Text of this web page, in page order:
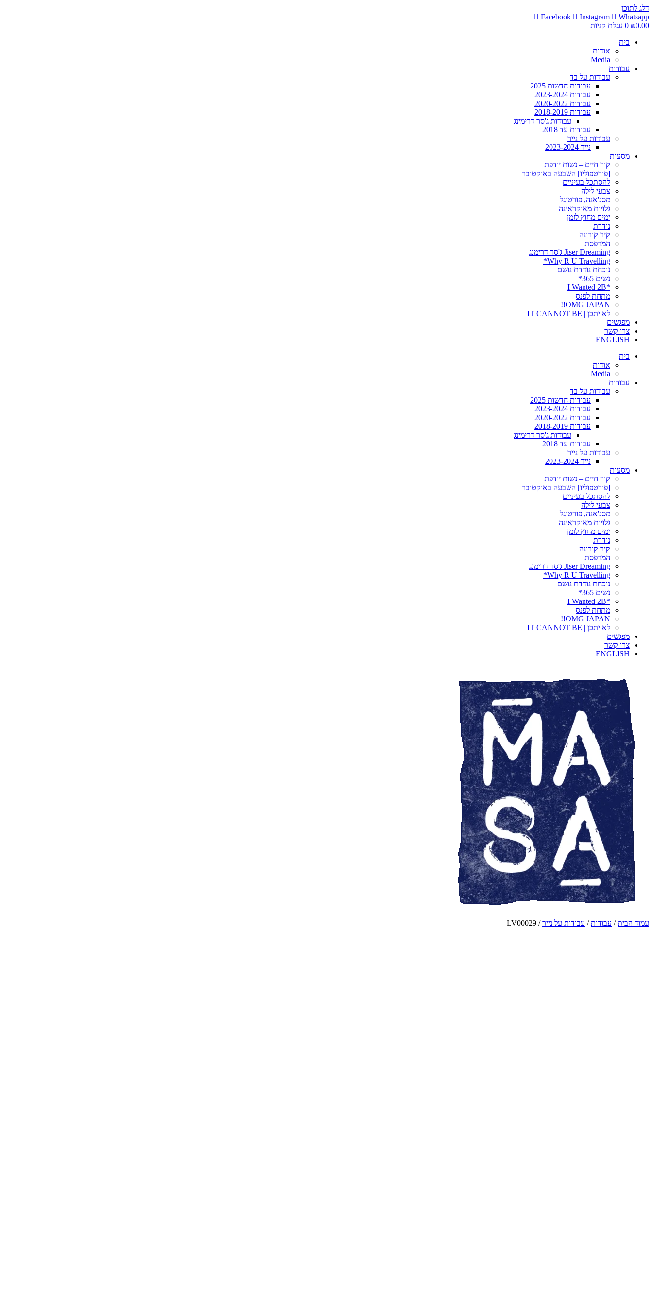
דלג לתוכן
Facebook
Instagram
Whatsapp
₪0.00
0 עגלת קניות
בית
אודות
Media
עבודות
עבודות על בד
עבודות חדשות 2025
עבודות 2023-2024
עבודות 2020-2022
עבודות 2018-2019
עבודות ג'סר דרימינג
עבודות עד 2018
עבודות על נייר
נייר 2023-2024
מסעות
קווי חיים – נשות יודפת
[פורטפוליו] השבעה באוקטובר
להסתכל בעיניים
צבעי לילה
מסג'אנה, פורטוגל
גלויות מאוקראינה
ימים מחוץ לזמן
נודדת
קיר קורונה
המרפסת
Jiser Dreaming ג'סר דרימנג
Why R U Travelling*
נוכחת נודדת נושם
נשים 365*
*I Wanted 2B
מתחת לפנס
OMG JAPAN!!
לא יתכן | IT CANNOT BE
מפגשים
צרו קשר
ENGLISH
בית
אודות
Media
עבודות
עבודות על בד
עבודות חדשות 2025
עבודות 2023-2024
עבודות 2020-2022
עבודות 2018-2019
עבודות ג'סר דרימינג
עבודות עד 2018
עבודות על נייר
נייר 2023-2024
מסעות
קווי חיים – נשות יודפת
[פורטפוליו] השבעה באוקטובר
להסתכל בעיניים
צבעי לילה
מסג'אנה, פורטוגל
גלויות מאוקראינה
ימים מחוץ לזמן
נודדת
קיר קורונה
המרפסת
Jiser Dreaming ג'סר דרימנג
Why R U Travelling*
נוכחת נודדת נושם
נשים 365*
*I Wanted 2B
מתחת לפנס
OMG JAPAN!!
לא יתכן | IT CANNOT BE
מפגשים
צרו קשר
ENGLISH
עמוד הבית/ עבודות/ עבודות על נייר/ LV00029